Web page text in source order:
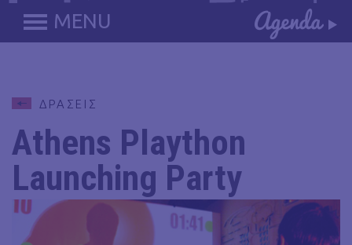
MENU
ΔΡΑΣΕΙΣ
Athens Plaython
Launching Party